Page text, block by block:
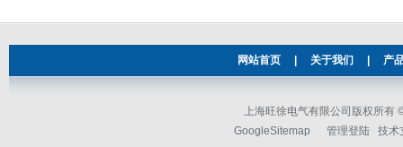
网站首页 关于我们 产
上海旺徐电气有限公司版权所有
GoogleSitemap
管理登陆 技术